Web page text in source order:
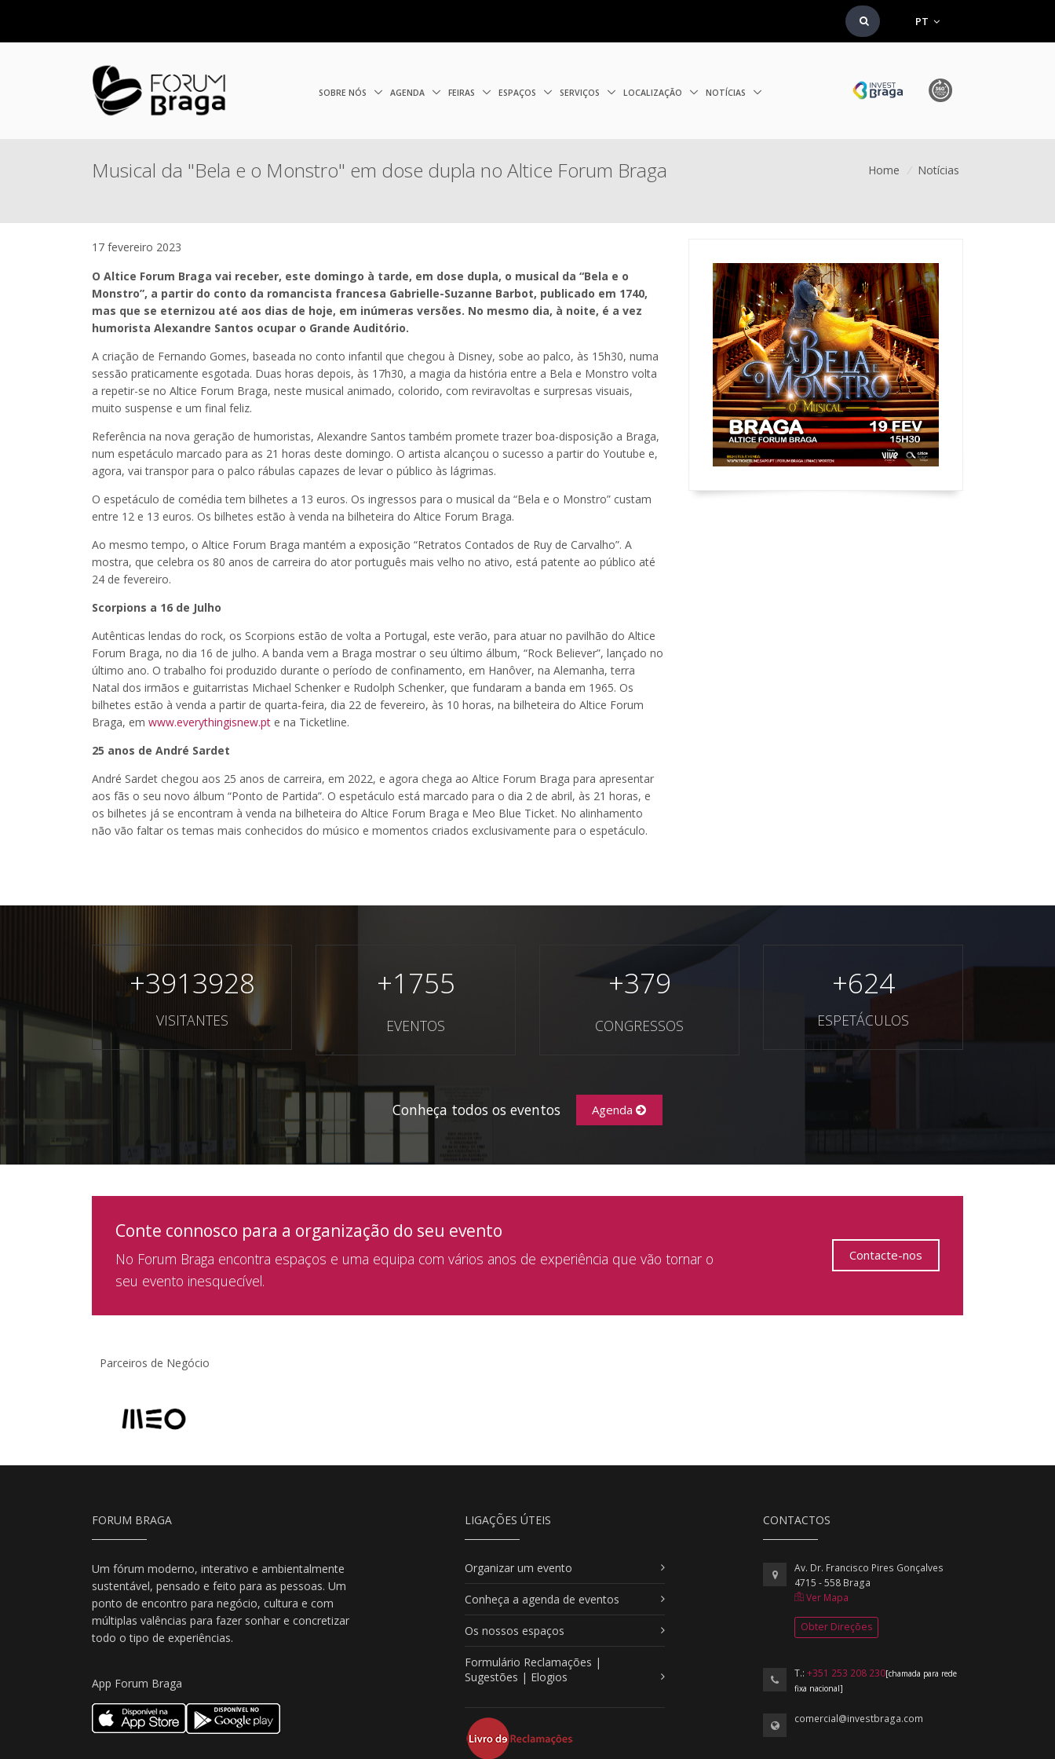
PT
SOBRE NÓS AGENDA FEIRAS ESPAÇOS SERVIÇOS LOCALIZAÇÃO NOTÍCIAS
Musical da "Bela e o Monstro" em dose dupla no Altice Forum Braga Home / Notícias
17 fevereiro 2023
O Altice Forum Braga vai receber, este domingo à tarde, em dose dupla, o musical da “Bela e o
Monstro”, a partir do conto da romancista francesa Gabrielle-Suzanne Barbot, publicado em 1740,
mas que se eternizou até aos dias de hoje, em inúmeras versões. No mesmo dia, à noite, é a vez
humorista Alexandre Santos ocupar o Grande Auditório.
A criação de Fernando Gomes, baseada no conto infantil que chegou à Disney, sobe ao palco, às 15h30, numa
sessão praticamente esgotada. Duas horas depois, às 17h30, a magia da história entre a Bela e Monstro volta
a repetir-se no Altice Forum Braga, neste musical animado, colorido, com reviravoltas e surpresas visuais,
muito suspense e um final feliz.
Referência na nova geração de humoristas, Alexandre Santos também promete trazer boa-disposição a Braga,
num espetáculo marcado para as 21 horas deste domingo. O artista alcançou o sucesso a partir do Youtube e,
agora, vai transpor para o palco rábulas capazes de levar o público às lágrimas.
O espetáculo de comédia tem bilhetes a 13 euros. Os ingressos para o musical da “Bela e o Monstro” custam
entre 12 e 13 euros. Os bilhetes estão à venda na bilheteira do Altice Forum Braga.
Ao mesmo tempo, o Altice Forum Braga mantém a exposição “Retratos Contados de Ruy de Carvalho”. A
mostra, que celebra os 80 anos de carreira do ator português mais velho no ativo, está patente ao público até
24 de fevereiro.
Scorpions a 16 de Julho
Autênticas lendas do rock, os Scorpions estão de volta a Portugal, este verão, para atuar no pavilhão do Altice
Forum Braga, no dia 16 de julho. A banda vem a Braga mostrar o seu último álbum, “Rock Believer”, lançado no
último ano. O trabalho foi produzido durante o período de confinamento, em Hanôver, na Alemanha, terra
Natal dos irmãos e guitarristas Michael Schenker e Rudolph Schenker, que fundaram a banda em 1965. Os
bilhetes estão à venda a partir de quarta-feira, dia 22 de fevereiro, às 10 horas, na bilheteira do Altice Forum
Braga, em www.everythingisnew.pt e na Ticketline.
25 anos de André Sardet
André Sardet chegou aos 25 anos de carreira, em 2022, e agora chega ao Altice Forum Braga para apresentar
aos fãs o seu novo álbum “Ponto de Partida”. O espetáculo está marcado para o dia 2 de abril, às 21 horas, e
os bilhetes já se encontram à venda na bilheteira do Altice Forum Braga e Meo Blue Ticket. No alinhamento
não vão faltar os temas mais conhecidos do músico e momentos criados exclusivamente para o espetáculo.
+3913928
VISITANTES
+1755
EVENTOS
+379
CONGRESSOS
+624
ESPETÁCULOS
Conheça todos os eventos Agenda
Conte connosco para a organização do seu evento
No Forum Braga encontra espaços e uma equipa com vários anos de experiência que vão tornar o
seu evento inesquecível.
Contacte-nos
Parceiros de Negócio
FORUM BRAGA
Um fórum moderno, interativo e ambientalmente
sustentável, pensado e feito para as pessoas. Um
ponto de encontro para negócio, cultura e com
múltiplas valências para fazer sonhar e concretizar
todo o tipo de experiências.
App Forum Braga
LIGAÇÕES ÚTEIS
Organizar um evento
Conheça a agenda de eventos
Os nossos espaços
Formulário Reclamações |
Sugestões | Elogios
CONTACTOS
Av. Dr. Francisco Pires Gonçalves
4715 - 558 Braga
Ver Mapa
Obter Direções
T.: +351 253 208 230[chamada para rede
fixa nacional]
comercial@investbraga.com